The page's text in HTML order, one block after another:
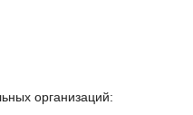
организаций: